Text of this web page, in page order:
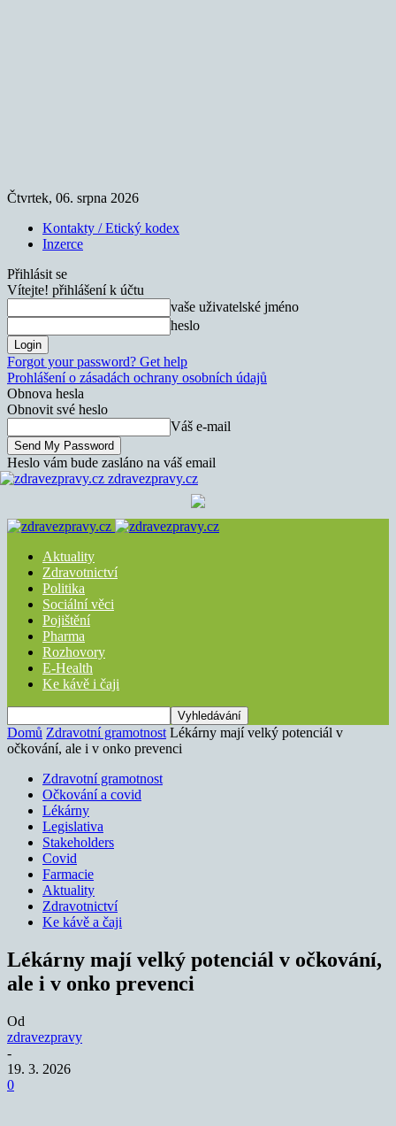
Čtvrtek, 06. srpna 2026
Kontakty / Etický kodex
Inzerce
Přihlásit se
Vítejte! přihlášení k účtu
vaše uživatelské jméno
heslo
Forgot your password? Get help
Prohlášení o zásadách ochrany osobních údajů
Obnova hesla
Obnovit své heslo
Váš e-mail
Heslo vám bude zasláno na váš email
zdravezpravy.cz
Aktuality
Zdravotnictví
Politika
Sociální věci
Pojištění
Pharma
Rozhovory
E-Health
Ke kávě i čaji
Domů Zdravotní gramotnost Lékárny mají velký potenciál v
očkování, ale i v onko prevenci
Zdravotní gramotnost
Očkování a covid
Lékárny
Legislativa
Stakeholders
Covid
Farmacie
Aktuality
Zdravotnictví
Ke kávě a čaji
Lékárny mají velký potenciál v očkování,
ale i v onko prevenci
Od
zdravezpravy
-
19. 3. 2026
0